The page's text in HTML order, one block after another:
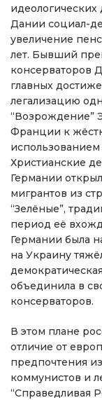
идеологических
Дании социал-
увеличение
лет. Бывший
консерваторов
главных
легализацию
“Возрождение”
Франции к
использованием
Христианские
Германии
мигрантов из
“Зелёные”,
период её
Германии была
на Украину
объединила в
консерваторов.
В этом плане
отличие от
предпочтения
коммунистов и
“Справедливая